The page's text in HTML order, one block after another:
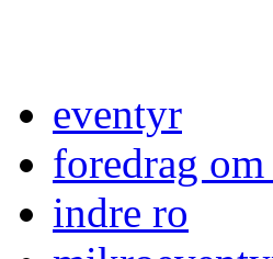
eventyr
foredrag om
indre ro